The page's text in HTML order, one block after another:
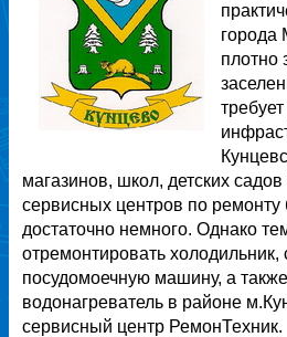
города
плотно
магазинов, школ, детских садов
сервисных центров по ремонту
достаточно немного. Однако
отремонтировать холодильник,
посудомоечную машину, а
водонагреватель в районе
сервисный центр РемонТехник.